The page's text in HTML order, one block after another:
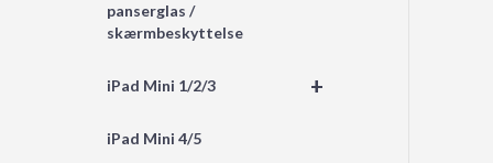
panserglas /
skærmbeskyttelse
+
iPad Mini 1/2/3
iPad Mini 4/5